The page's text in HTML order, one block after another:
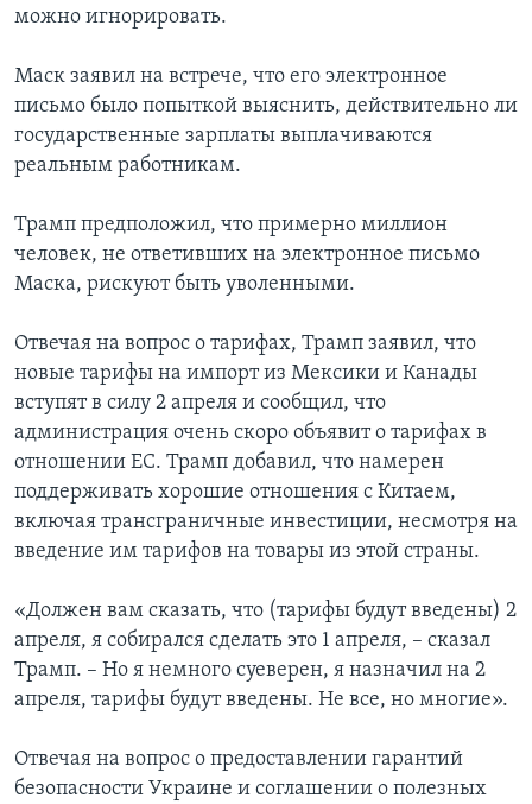
можно игнорировать.
Маск заявил на встрече, что его электронное
письмо было попыткой выяснить, действительно ли
государственные зарплаты выплачиваются
реальным работникам.
Трамп предположил, что примерно миллион
человек, не ответивших на электронное письмо
Маска, рискуют быть уволенными.
Отвечая на вопрос о тарифах, Трамп заявил, что
новые тарифы на импорт из Мексики и Канады
вступят в силу 2 апреля и сообщил, что
администрация очень скоро объявит о тарифах в
отношении ЕС. Трамп добавил, что намерен
поддерживать хорошие отношения с Китаем,
включая трансграничные инвестиции, несмотря на
введение им тарифов на товары из этой страны.
«Должен вам сказать, что (тарифы будут введены) 2
апреля, я собирался сделать это 1 апреля, – сказал
Трамп. – Но я немного суеверен, я назначил на 2
апреля, тарифы будут введены. Не все, но многие».
Отвечая на вопрос о предоставлении гарантий
безопасности Украине и соглашении о полезных